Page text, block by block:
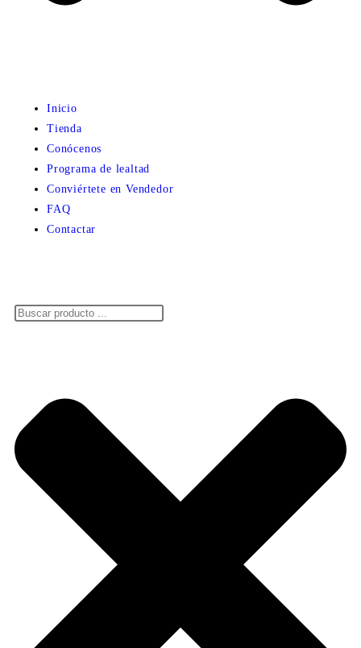
Inicio
Tienda
Conócenos
Programa de lealtad
Conviértete en Vendedor
FAQ
Contactar